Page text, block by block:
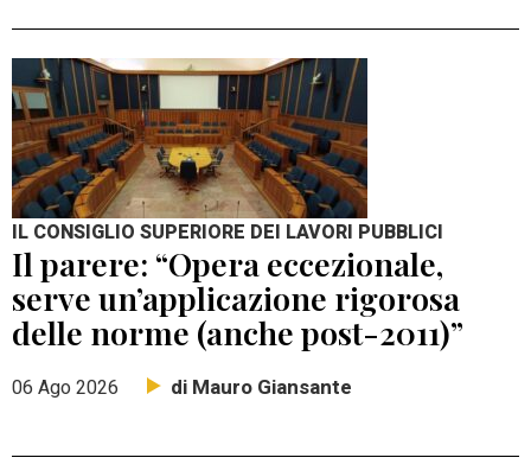
IL CONSIGLIO SUPERIORE DEI LAVORI PUBBLICI
Il parere: “Opera eccezionale,
serve un’applicazione rigorosa
delle norme (anche post-2011)”
06 Ago 2026 di Mauro Giansante